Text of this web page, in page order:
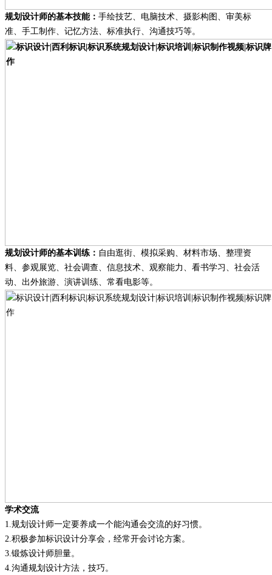
规划设计师的基本技能： 手绘技艺 电脑技术 摄影构图
审美标
准
手工制作 记忆方法 标准执行 沟通技巧等。
规划设计师的基本训练 ： 自由逛街 模拟采购 材料市场
整理资
料
参观展览 社会调查 信息技术 观察能力 看书学习
社会活
动
出外旅游 演讲训练 常看电影等。
学术交流
1. 规划设计师一定要养成一个能沟通会交流的好习惯。
2. 积极参加标识设计分享会，经常开会讨论方案。
3. 锻炼设计师胆量。
4. 沟通规划设计方法，技巧 。